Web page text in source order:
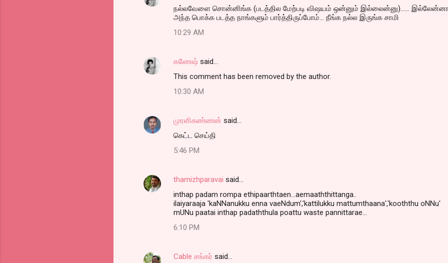
நல்லவேளை சொன்னிங்க (படத்தில மேற்படி விஷயம் ஒன்னும் இல்லைன்னு)......
அந்த பொக்க படத்த நாங்களும் பார்த்திருப்போம்... நீங்க நல்ல இருங்க சாமி
10:29 AM
கணேஷ் said…
This comment has been removed by the author.
10:30 AM
முரளிகண்ணன் said…
கெட்ட செய்தி
5:46 PM
thamizhparavai said…
inthap padam rompa ethipaarthtaen...aemaaththittanga..
ilaiyaraaja 'kaNNanukku enna vaeNdum','kattilukku mattumthaana','kooththu oNNu'
mUNu paatai inthap padaththula poattu waste pannittarae...
6:10 PM
Cable சங்கர் said…